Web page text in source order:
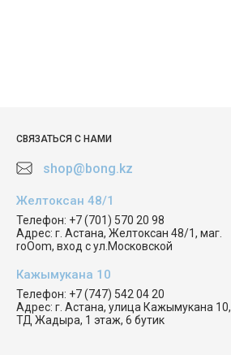
СВЯЗАТЬСЯ С НАМИ
shop@bong.kz
Желтоксан 48/1
Телефон: +7 (701) 570 20 98
Адрес: г. Астана, Желтоксан 48/1, маг.
roOom, вход с ул.Московской
Кажымукана 10
Телефон: +7 (747) 542 04 20
Адрес: г. Астана, улица Кажымукана 10,
ТД Жадыра, 1 этаж, 6 бутик